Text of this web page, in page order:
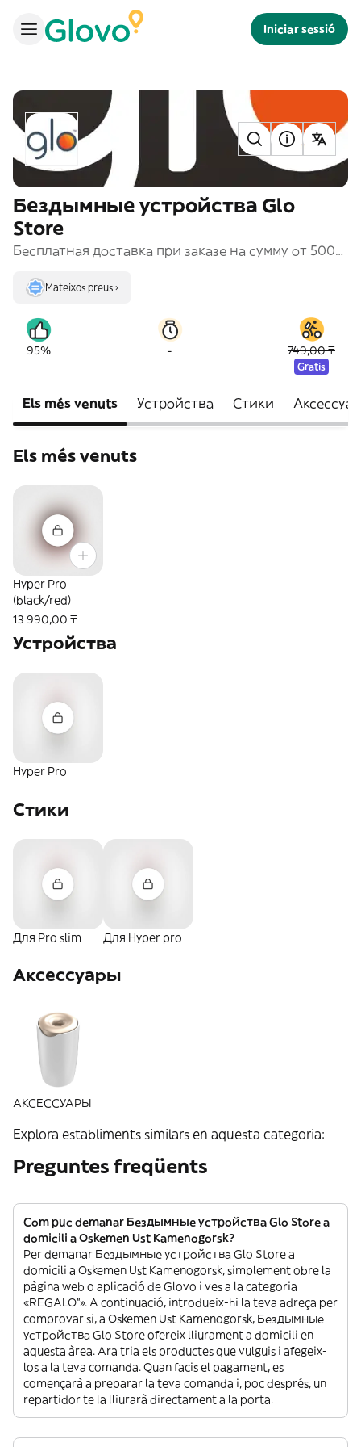
Iniciar sessió
Бездымные устройства Glo
Store
Бесплатная доставка при заказе на сумму от 5000 тенге.
Mateixos preus ›
95% - 749,00 ₸
Gratis
Els més venuts Устройства Стики
Els més venuts
Hyper Pro
(black/red)
13 990,00 ₸
Устройства
Hyper Pro
Стики
Для Pro slim Для Hyper pro
Аксессуары
АКСЕССУАРЫ
Explora establiments similars en aquesta categoria:
Preguntes freqüents
Com puc demanar Бездымные устройства Glo Store a
domicili a Oskemen Ust Kamenogorsk?
Per demanar Бездымные устройства Glo Store a
domicili a Oskemen Ust Kamenogorsk, simplement obre la
pàgina web o aplicació de Glovo i ves a la categoria
«REGALO”». A continuació, introdueix-hi la teva adreça per
comprovar si, a Oskemen Ust Kamenogorsk, Бездымные
устройства Glo Store ofereix lliurament a domicili en
aquesta àrea. Ara tria els productes que vulguis i afegeix-
los a la teva comanda. Quan facis el pagament, es
començarà a preparar la teva comanda i, poc després, un
repartidor te la lliurarà directament a la porta.